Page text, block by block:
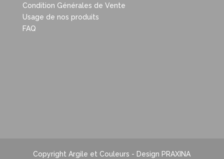
Condition Générales de Vente
Usage de nos produits
FAQ
Copyright Argile et Couleurs - Design PRAXINA